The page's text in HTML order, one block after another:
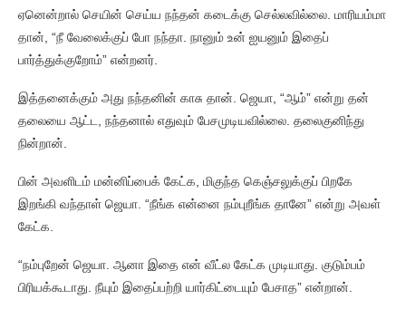
ஏனென்றால் செயின் செய்ய நந்தன் கடைக்கு செல்லவில்லை. மாரியம்மா
தான், “நீ வேலைக்குப் போ நந்தா. நானும் உன் ஐயனும் இதைப்
பார்த்துக்குறோம்” என்றனர்.
இத்தனைக்கும் அது நந்தனின் காசு தான். ஜெயா, “ஆம்” என்று தன்
தலையை ஆட்ட, நந்தனால் எதுவும் பேசமுடியவில்லை. தலைகுனிந்து
நின்றான்.
பின் அவளிடம் மன்னிப்பைக் கேட்க, மிகுந்த கெஞ்சலுக்குப் பிறகே
இறங்கி வந்தாள் ஜெயா. “நீங்க என்னை நம்புறீங்க தானே” என்று அவள்
கேட்க.
“நம்புறேன் ஜெயா. ஆனா இதை என் வீட்ல கேட்க முடியாது. குடும்பம்
பிரியக்கூடாது. நீயும் இதைப்பற்றி யார்கிட்டையும் பேசாத” என்றான்.